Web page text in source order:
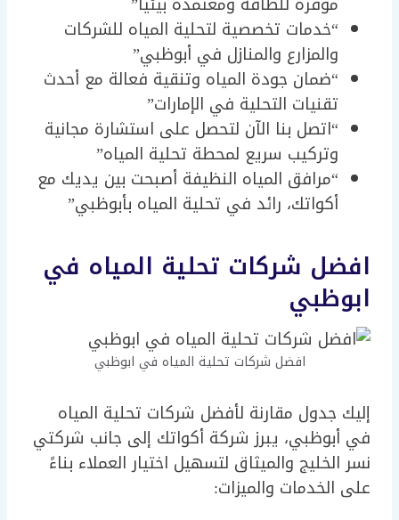
“خدمات تخصصية لتحلية المياه للشركات
والمزارع والمنازل في أبوظبي”
“ضمان جودة المياه وتنقية فعالة مع أحدث
تقنيات التحلية في الإمارات”
“اتصل بنا الآن لتحصل على استشارة مجانية
وتركيب سريع لمحطة تحلية المياه”
“مرافق المياه النظيفة أصبحت بين يديك مع
أكواتك، رائد في تحلية المياه بأبوظبي”
افضل شركات تحلية المياه في
ابوظبي
افضل شركات تحلية المياه في ابوظبي
إليك جدول مقارنة لأفضل شركات تحلية المياه
في أبوظبي، يبرز شركة أكواتك إلى جانب شركتي
نسر الخليج والميثاق لتسهيل اختيار العملاء بناءً
على الخدمات والميزات: